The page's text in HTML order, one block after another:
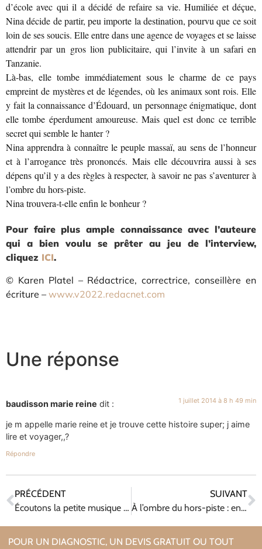
d’école avec qui il a décidé de refaire sa vie. Humiliée et déçue,
Nina décide de partir, peu importe la destination, pourvu que ce soit
loin de ses soucis. Elle entre dans une agence de voyages et se laisse
attendrir par un gros lion publicitaire, qui l’invite à un safari en
Tanzanie.
Là-bas, elle tombe immédiatement sous le charme de ce pays
empreint de mystères et de légendes, où les animaux sont rois. Elle
y fait la connaissance d’Édouard, un personnage énigmatique, dont
elle tombe éperdument amoureuse. Mais quel est donc ce terrible
secret qui semble le hanter ?
Nina apprendra à connaître le peuple massaï, au sens de l’honneur
et à l’arrogance très prononcés. Mais elle découvrira aussi à ses
dépens qu’il y a des règles à respecter, à savoir ne pas s’aventurer à
l’ombre du hors-piste.
Nina trouvera-t-elle enfin le bonheur ?
Pour faire plus ample connaissance avec l’auteure
qui a bien voulu se prêter au jeu de l’interview,
cliquez ICI.
© Karen Platel – Rédactrice, correctrice, conseillère en
écriture – www.v2022.redacnet.com
Une réponse
baudisson marie reine dit : 1 juillet 2014 à 8 h 49 min
je m appelle marie reine et je trouve cette histoire super; j aime
lire et voyager,,?
Répondre
PRÉCÉDENT
Écoutons la petite musique des mots !
SUIVANT
À l’ombre du hors-piste : entretien avec Brigitte André-Lar
POUR UN DIAGNOSTIC, UN DEVIS GRATUIT OU TOUT